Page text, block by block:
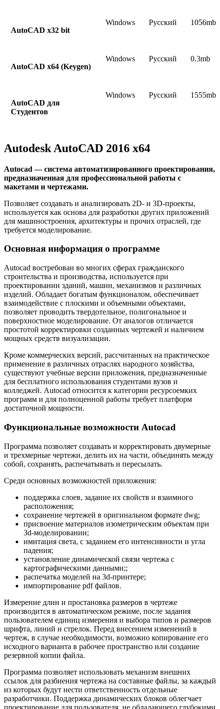
AutoCAD x32 bit
Windows Русский 1056mb
AutoCAD x64 (Keygen)
Windows Русский 0.3mb
AutoCAD для
Студентов
Windows Русский 1555mb
Autodesk AutoCAD 2016 x64
Autocad — система автоматизированного проектирования,
предназначенная для профессиональной работы с
макетами и чертежами.
Позволяет создавать и анализировать 2D- и 3D-проекты,
используется как основа для разработки других приложений
для машиностроения, архитектуры и прочих отраслей, где
требуется моделирование.
Основная информация о программе
Autocad востребован во многих сферах гражданского
строительства и производства, используется при
проектировании зданий, машин, механизмов и различных
изделий. Обладает богатым функционалом, обеспечивает
взаимодействие с плоскими и объемными объектами,
позволяет проводить твердотельное, полигональное и
поверхностное моделирование. От аналогов отличается
простотой корректировки созданных чертежей и наличием
мощных средств визуализации.
Кроме коммерческих версий, рассчитанных на практическое
применение в различных отраслях народного хозяйства,
существуют учебные версии приложения, предназначенные
для бесплатного использования студентами вузов и
колледжей. Autocad относится к категории ресурсоемких
программ и для полноценной работы требует платформ
достаточной мощности.
Функциональные возможности Autocad
Программа позволяет создавать и корректировать двумерные
и трехмерные чертежи, делить их на части, объединять между
собой, сохранять, распечатывать и пересылать.
Среди основных возможностей приложения:
поддержка слоев, задание их свойств и взаимного
расположения;
сохранение чертежей в оригинальном формате dwg;
присвоение материалов изометрическим объектам при
3d-моделировании;
имитация света, с заданием его интенсивности и угла
падения;
установление динамической связи чертежа с
картографическими данными;;
распечатка моделей на 3d-принтере;
импортирование pdf файлов.
Измерение длин и простановка размеров в чертеже
производится в автоматическом режиме, после задания
пользователем единиц измерения и выбора типов и размеров
шрифта, линий и стрелок. Перед внесением изменений в
чертеж, в случае необходимости, возможно копирование его
исходного варианта в рабочее пространство или создание
резервной копии файла.
Программа позволяет использовать механизм внешних
ссылок для разбиения чертежа на составные файлы, за каждый
из которых будут нести ответственность отдельные
разработчики. Поддержка динамических блоков облегчает
проектирование для пользователя, не обладающего глубокими